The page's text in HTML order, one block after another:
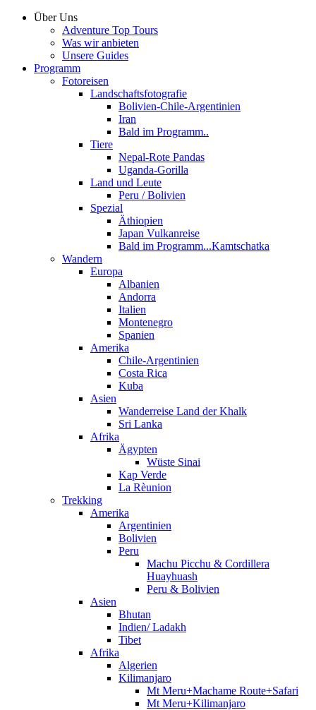
Über Uns
Adventure Top Tours
Was wir anbieten
Unsere Guides
Programm
Fotoreisen
Landschaftsfotografie
Bolivien-Chile-Argentinien
Iran
Bald im Programm..
Tiere
Nepal-Rote Pandas
Uganda-Gorilla
Land und Leute
Peru / Bolivien
Spezial
Äthiopien
Japan Vulkanreise
Bald im Programm...Kamtschatka
Wandern
Europa
Albanien
Andorra
Italien
Montenegro
Spanien
Amerika
Chile-Argentinien
Costa Rica
Kuba
Asien
Wanderreise Land der Khalk
Sri Lanka
Afrika
Ägypten
Wüste Sinai
Kap Verde
La Rèunion
Trekking
Amerika
Argentinien
Bolivien
Peru
Machu Picchu & Cordillera
Huayhuash
Peru & Bolivien
Asien
Bhutan
Indien/ Ladakh
Tibet
Afrika
Algerien
Kilimanjaro
Mt Meru+Machame Route+Safari
Mt Meru+Kilimanjaro